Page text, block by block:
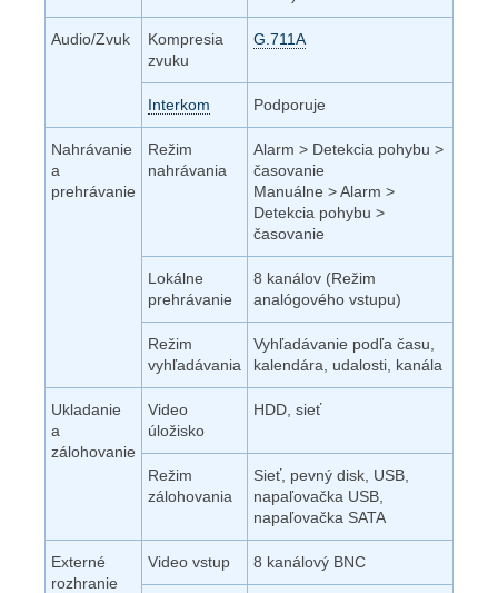
Audio/Zvuk
Kompresia
zvuku
G.711A
Interkom Podporuje
Nahrávanie
a
prehrávanie
Režim
nahrávania
Alarm > Detekcia pohybu >
časovanie
Manuálne > Alarm >
Detekcia pohybu >
časovanie
Lokálne
prehrávanie
8 kanálov (Režim
analógového vstupu)
Režim
vyhľadávania
Vyhľadávanie podľa času,
kalendára, udalosti, kanála
Ukladanie
a
zálohovanie
Video
úložisko
HDD, sieť
Režim
zálohovania
Sieť, pevný disk, USB,
napaľovačka USB,
napaľovačka SATA
Externé
rozhranie
Video vstup 8 kanálový BNC